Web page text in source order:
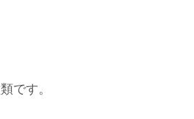
です。